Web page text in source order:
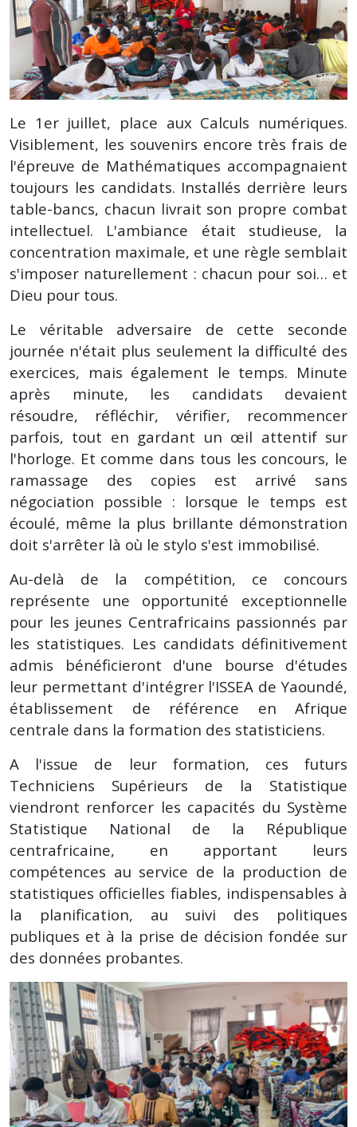
Le 1er juillet, place aux Calculs numériques.
Visiblement, les souvenirs encore très frais de
l'épreuve de Mathématiques accompagnaient
toujours les candidats. Installés derrière leurs
table-bancs, chacun livrait son propre combat
intellectuel. L'ambiance était studieuse, la
concentration maximale, et une règle semblait
s'imposer naturellement : chacun pour soi… et
Dieu pour tous.
Le véritable adversaire de cette seconde
journée n'était plus seulement la difficulté des
exercices, mais également le temps. Minute
après minute, les candidats devaient
résoudre, réfléchir, vérifier, recommencer
parfois, tout en gardant un œil attentif sur
l'horloge. Et comme dans tous les concours, le
ramassage des copies est arrivé sans
négociation possible : lorsque le temps est
écoulé, même la plus brillante démonstration
doit s'arrêter là où le stylo s'est immobilisé.
Au-delà de la compétition, ce concours
représente une opportunité exceptionnelle
pour les jeunes Centrafricains passionnés par
les statistiques. Les candidats définitivement
admis bénéficieront d'une bourse d'études
leur permettant d'intégrer l'ISSEA de Yaoundé,
établissement de référence en Afrique
centrale dans la formation des statisticiens.
A l'issue de leur formation, ces futurs
Techniciens Supérieurs de la Statistique
viendront renforcer les capacités du Système
Statistique National de la République
centrafricaine, en apportant leurs
compétences au service de la production de
statistiques officielles fiables, indispensables à
la planification, au suivi des politiques
publiques et à la prise de décision fondée sur
des données probantes.